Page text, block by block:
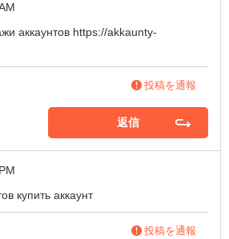
аккаунтов https://akkaunty-
投稿を通報
返信
купить аккаунт
投稿を通報